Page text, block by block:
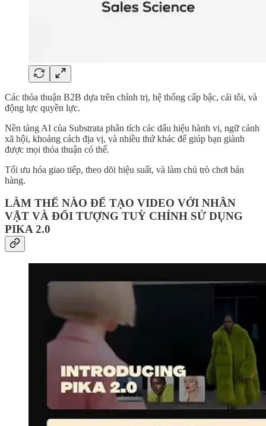
Các thỏa thuận B2B dựa trên chính trị, hệ thống cấp bậc, cái tôi, và
động lực quyền lực.
Nền tảng AI của Substrata phân tích các dấu hiệu hành vi, ngữ cảnh
xã hội, khoảng cách địa vị, và nhiều thứ khác để giúp bạn giành
được mọi thỏa thuận có thể.
Tối ưu hóa giao tiếp, theo dõi hiệu suất, và làm chủ trò chơi bán
hàng.
LÀM THẾ NÀO ĐỂ TẠO VIDEO VỚI NHÂN
VẬT VÀ ĐỐI TƯỢNG TUỲ CHỈNH SỬ DỤNG
PIKA 2.0